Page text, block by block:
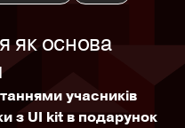
як основа
учасників
з UI kit в подарунок